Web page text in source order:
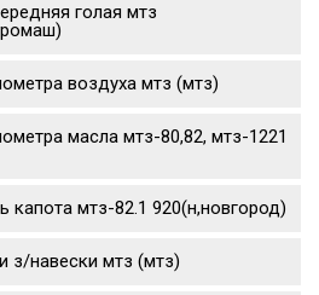
голая мтз
воздуха мтз (мтз)
масла мтз-80,82, мтз-1221
капота мтз-82.1 920(н,новгород)
з/навески мтз (мтз)